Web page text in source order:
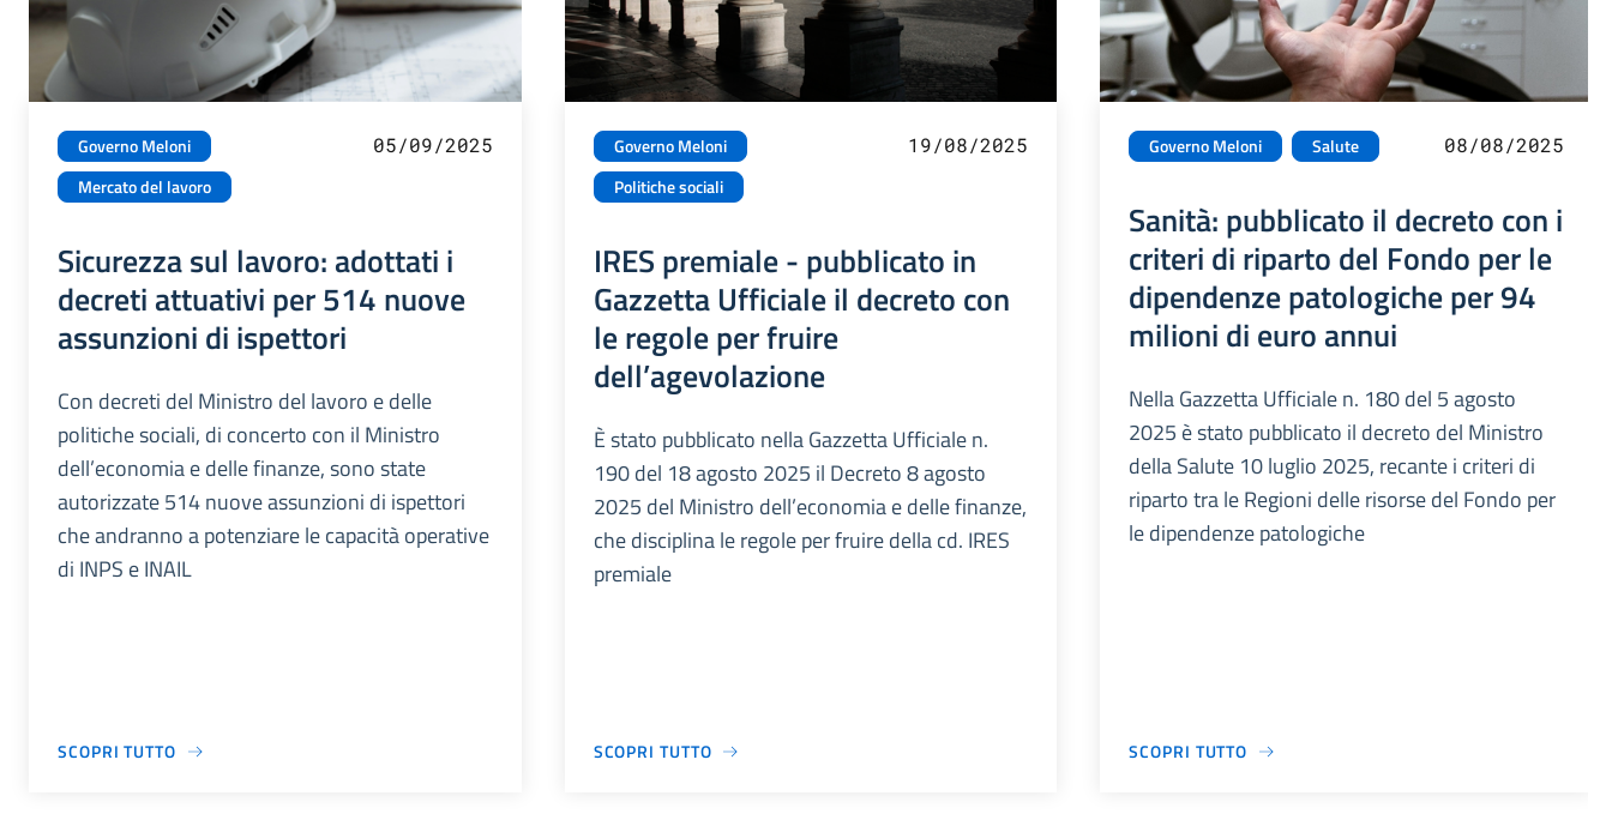
Governo Meloni
Mercato del lavoro
05/09/2025
Sicurezza sul lavoro: adottati i
decreti attuativi per 514 nuove
assunzioni di ispettori
Con decreti del Ministro del lavoro e delle
politiche sociali, di concerto con il Ministro
dell’economia e delle finanze, sono state
autorizzate 514 nuove assunzioni di ispettori
che andranno a potenziare le capacità operative
di INPS e INAIL
SCOPRI TUTTO
Governo Meloni
Politiche sociali
19/08/2025
IRES premiale - pubblicato in
Gazzetta Ufficiale il decreto con
le regole per fruire
dell’agevolazione
È stato pubblicato nella Gazzetta Ufficiale n.
190 del 18 agosto 2025 il Decreto 8 agosto
2025 del Ministro dell’economia e delle finanze,
che disciplina le regole per fruire della cd. IRES
premiale
SCOPRI TUTTO
Governo Meloni Salute 08/08/2025
Sanità: pubblicato il decreto con i
criteri di riparto del Fondo per le
dipendenze patologiche per 94
milioni di euro annui
Nella Gazzetta Ufficiale n. 180 del 5 agosto
2025 è stato pubblicato il decreto del Ministro
della Salute 10 luglio 2025, recante i criteri di
riparto tra le Regioni delle risorse del Fondo per
le dipendenze patologiche
SCOPRI TUTTO